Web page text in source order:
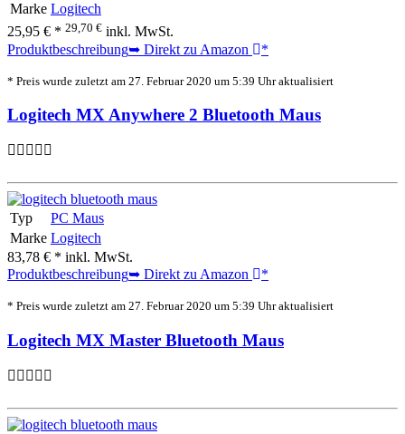
Marke Logitech
25,95 € * 29,70 € inkl. MwSt.
Produktbeschreibung➥ Direkt zu Amazon *
* Preis wurde zuletzt am 27. Februar 2020 um 5:39 Uhr aktualisiert
Logitech MX Anywhere 2 Bluetooth Maus
Typ
PC Maus
Marke Logitech
83,78 € * inkl. MwSt.
Produktbeschreibung➥ Direkt zu Amazon *
* Preis wurde zuletzt am 27. Februar 2020 um 5:39 Uhr aktualisiert
Logitech MX Master Bluetooth Maus